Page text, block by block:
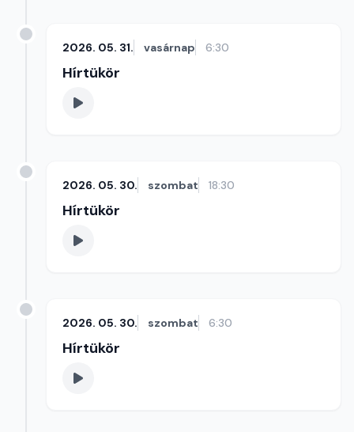
2026. 05. 31. vasárnap 6:30
Hírtükör
2026. 05. 30. szombat 18:30
Hírtükör
2026. 05. 30. szombat 6:30
Hírtükör